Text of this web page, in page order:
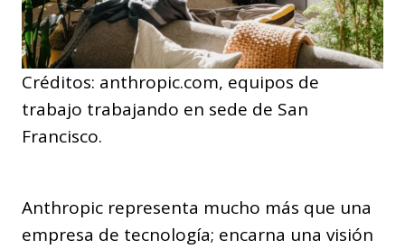
Créditos: anthropic.com, equipos de
trabajo trabajando en sede de San
Francisco.
Anthropic representa mucho más que una
empresa de tecnología; encarna una visión